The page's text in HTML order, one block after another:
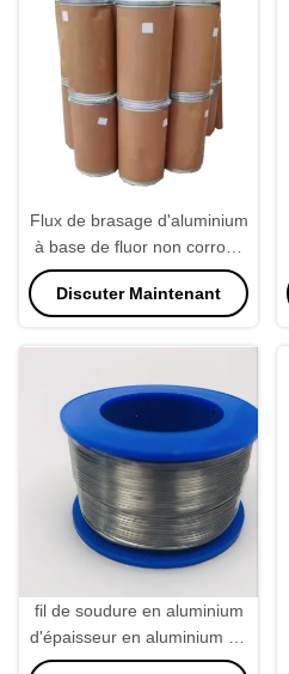
Flux de brasage d'aluminium
à base de fluor non corrosif
25 kg/bouteille à 525 °C
Discuter Maintenant
fil de soudure en aluminium
d'épaisseur en aluminium de
2mm pour la machine de